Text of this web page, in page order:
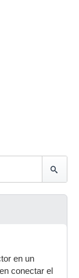
en un
conectar el